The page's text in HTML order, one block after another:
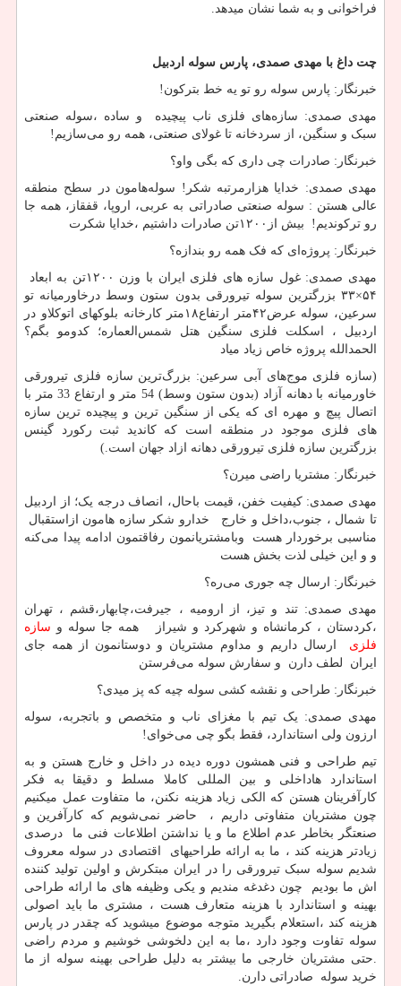
فراخوانی و به شما نشان میدهد.
چت داغ با مهدی صمدی، پارس سوله اردبیل
خبرنگار: پارس سوله رو تو یه خط بترکون!
مهدی صمدی: سازه‌های فلزی ناب پیچیده و ساده ،سوله صنعتی
سبک و سنگین، از سردخانه تا غولای صنعتی، همه رو می‌سازیم!
خبرنگار: صادرات چی داری که بگی واو؟
مهدی صمدی: خدایا هزارمرتبه شکر! سوله‌هامون در سطح منطقه
عالی هستن : سوله صنعتی صادراتی به عربی، اروپا، قفقاز، همه جا
رو ترکوندیم! بیش از۱۲۰۰تن صادرات داشتیم ،خدایا شکرت
خبرنگار: پروژه‌ای که فک همه رو بندازه؟
مهدی صمدی: غول سازه های فلزی ایران با وزن ۱۲۰۰تن به ابعاد
۵۴×۳۳ بزرگترین سوله تیرورقی بدون ستون وسط درخاورمیانه تو
سرعین، سوله عرض۴۲متر ارتفاع۱۸متر کارخانه بلوکهای اتوکلاو در
اردبیل ، اسکلت فلزی سنگین هتل شمس‌العماره؛ کدومو بگم؟
الحمدالله پروژه خاص زیاد میاد
(سازه فلزی موج‌های آبی سرعین: بزرگ‌ترین سازه فلزی تیرورقی
خاورمیانه با دهانه آزاد (بدون ستون وسط) 54 متر و ارتفاع 33 متر با
اتصال پیچ و مهره ای که یکی از سنگین ترین و پیچیده ترین سازه
های فلزی موجود در منطقه است که کاندید ثبت رکورد گینس
بزرگترین سازه فلزی تیرورقی دهانه ازاد جهان است.)
خبرنگار: مشتریا راضی میرن؟
مهدی صمدی: کیفیت خفن، قیمت باحال، انصاف درجه یک؛ از اردبیل
تا شمال ، جنوب،داخل و خارج خدارو شکر سازه هامون ازاستقبال
مناسبی برخوردار هست وبامشتریانمون رفاقتمون ادامه پیدا می‌کنه
و و این خیلی لذت بخش هست
خبرنگار: ارسال چه جوری می‌ره؟
مهدی صمدی: تند و تیز، از ارومیه ، جیرفت،چابهار،قشم ، تهران
،کردستان ، کرمانشاه و شهرکرد و شیراز همه جا سوله و سازه
فلزی ارسال داریم و مداوم مشتریان و دوستانمون از همه جای
ایران لطف دارن و سفارش سوله می‌فرستن
خبرنگار: طراحی‌ و نقشه کشی سوله چیه که پز میدی؟
مهدی صمدی: یک تیم با مغزای ناب و متخصص و باتجربه، سوله
ارزون ولی استاندارد، فقط بگو چی می‌خوای!
تیم طراحی و فنی همشون دوره دیده در داخل و خارج هستن و به
استاندارد هاداخلی و بین المللی کاملا مسلط و دقیقا به فکر
کارآفرینان هستن که الکی زیاد هزینه نکنن، ما متفاوت عمل میکنیم
چون مشتریان متفاوتی داریم ، حاضر نمی‌شویم که کارآفرین و
صنعتگر بخاطر عدم اطلاع ما و یا نداشتن اطلاعات فنی ما درصدی
زیادتر هزینه کند ، ما به ارائه طراحیهای اقتصادی در سوله معروف
شدیم سوله سبک تیرورقی را در ایران مبتکرش و اولین تولید کننده
اش ما بودیم چون دغدغه مندیم و یکی وظیفه های ما ارائه طراحی
بهینه و استاندارد با هزینه متعارف هست ، مشتری ما باید اصولی
هزینه کند ،استعلام بگیرید متوجه موضوع میشوید که چقدر در پارس
سوله تفاوت وجود دارد ،ما به این دلخوشی خوشیم و مردم راضی
.حتی مشتریان خارجی ما بیشتر به دلیل طراحی بهینه سوله از ما
خرید سوله صادراتی دارن.